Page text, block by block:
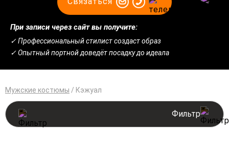
При записи через сайт вы получите:
✓ Профессиональный стилист создаст образ
✓ Опытный портной доведёт посадку до идеала
Мужские костюмы / Кэжуал
Фильтр